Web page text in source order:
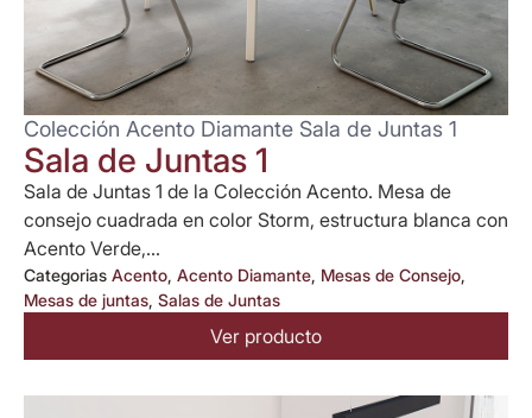
Colección Acento Diamante Sala de Juntas 1
Sala de Juntas 1
Sala de Juntas 1 de la Colección Acento. Mesa de
consejo cuadrada en color Storm, estructura blanca con
Acento Verde,...
Categorias Acento, Acento Diamante, Mesas de Consejo,
Mesas de juntas, Salas de Juntas
Ver producto